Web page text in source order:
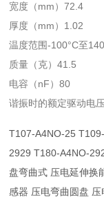
宽度（mm）72.4
厚度（mm）1.02
温度范围-100°C至
质量（克）41.5
电容（nF）80
谐振时的额定驱动电
T107-A4NO-25
2929 T180-A4NO-
盘弯曲式 压电延伸换
感器 压电弯曲圆盘